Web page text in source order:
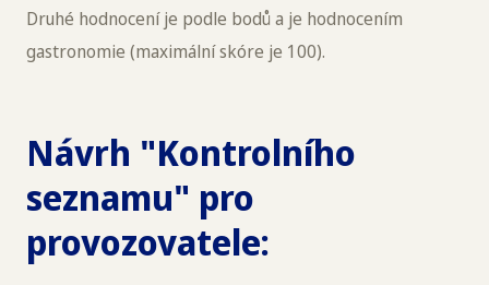
Druhé hodnocení je podle bodů a je hodnocením
gastronomie (maximální skóre je 100).
Návrh "Kontrolního
seznamu" pro
provozovatele: